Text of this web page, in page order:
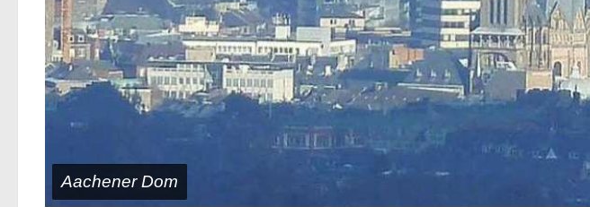
Aachener Dom